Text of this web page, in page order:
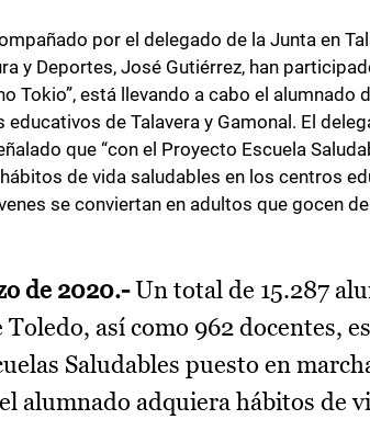
por el delegado de la Junta en
y Deportes, José Gutiérrez, han
Tokio”, está llevando a cabo el alumnado
de Talavera y Gamonal. El
que “con el Proyecto Escuela
de vida saludables en los centros
se conviertan en adultos que gocen
de 2020.-Un total de 15.287
así como 962 docentes,
Saludables puesto en
alumnado adquiera hábitos de